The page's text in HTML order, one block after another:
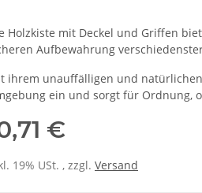
Holzkiste mit Deckel und Griffen
Aufbewahrung
ihrem unauffälligen und
ein und sorgt für Ordnung,
€
19% USt. , zzgl. Versand